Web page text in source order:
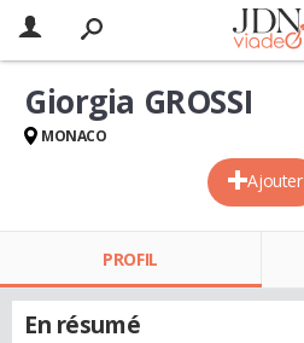
Ajouter
Giorgia GROSSI
MONACO
PROFIL
En résumé